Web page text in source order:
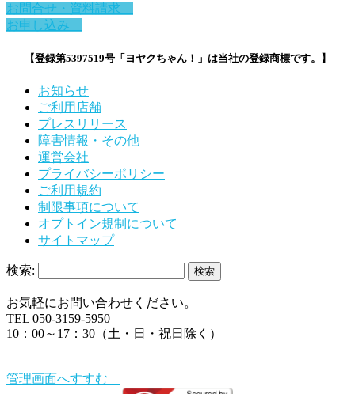
お問合せ・資料請求
お申し込み
【登録第5397519号「ヨヤクちゃん！」は当社の登録商標です。】
お知らせ
ご利用店舗
プレスリリース
障害情報・その他
運営会社
プライバシーポリシー
ご利用規約
制限事項について
オプトイン規制について
サイトマップ
検索:
お気軽にお問い合わせください。
TEL 050-3159-5950
10：00～17：30（土・日・祝日除く）
管理画面へすすむ